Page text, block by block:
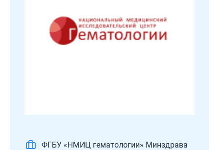
ФГБУ «НМИЦ гематологии» Минздрава